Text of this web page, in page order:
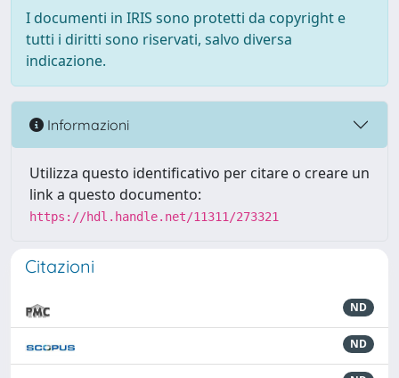
I documenti in IRIS sono protetti da copyright e
tutti i diritti sono riservati, salvo diversa
indicazione.
Informazioni
Utilizza questo identificativo per citare o creare un
link a questo documento:
https://hdl.handle.net/11311/273321
Citazioni
ND
ND